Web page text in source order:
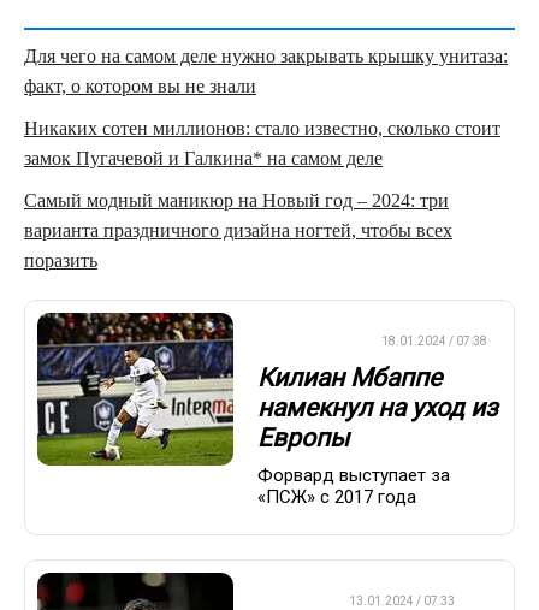
Для чего на самом деле нужно закрывать крышку унитаза:
факт, о котором вы не знали
Никаких сотен миллионов: стало известно, сколько стоит
замок Пугачевой и Галкина* на самом деле
Самый модный маникюр на Новый год – 2024: три
варианта праздничного дизайна ногтей, чтобы всех
поразить
18.01.2024 / 07:38
Килиан Мбаппе
намекнул на уход из
Европы
Форвард выступает за
«ПСЖ» с 2017 года
13.01.2024 / 07:33